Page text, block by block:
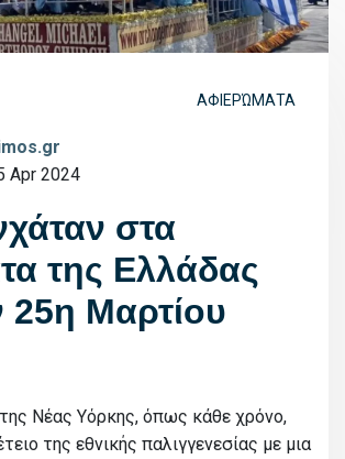
ΑΦΙΕΡΏΜΑΤΑ
Apr 2024
στα
της Ελλάδας
25η Μαρτίου
Νέας Υόρκης, όπως κάθε χρόνο,
της εθνικής παλιγγενεσίας με μια